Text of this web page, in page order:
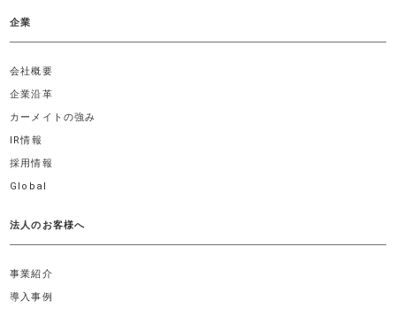
企業
会社概要
企業沿革
カーメイトの強み
IR情報
採用情報
Global
法人のお客様へ
事業紹介
導入事例